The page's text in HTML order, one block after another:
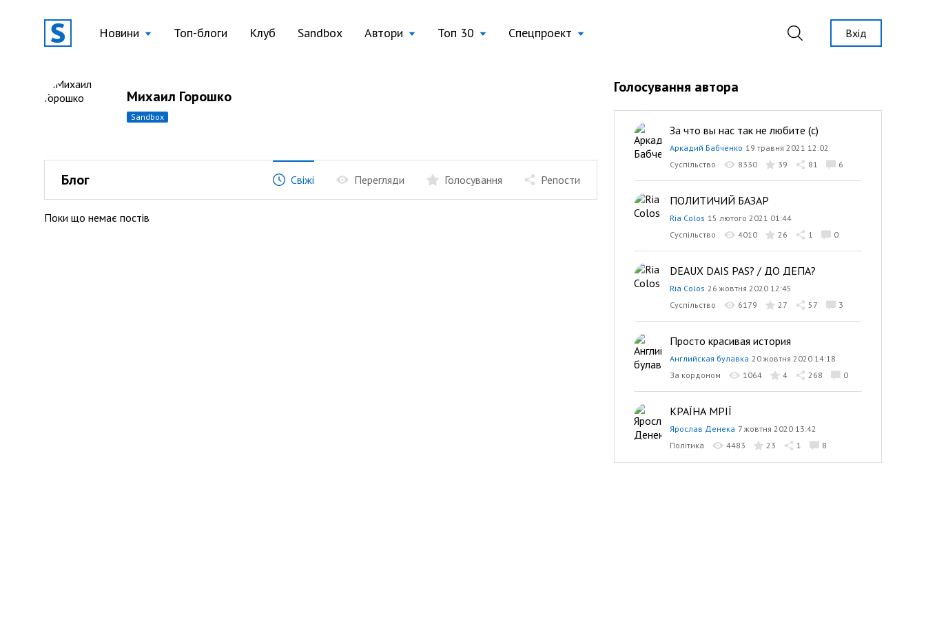
Новини Топ-блоги Клуб Sandbox Автори Топ 30 Спецпроект Вхід
Михаил Горошко
sandbox
Блог Свіжі Перегляди Голосування Репости
Поки що немає постів
Голосування автора
За что вы нас так не любите (с)
Аркадий Бабченко 19 травня 2021 12:02
Суспільство
8330 39 81 6
ПОЛИТИЧИЙ БАЗАР
Ria Colos 15 лютого 2021 01:44
Суспільство
4010 26 1 0
DEAUX DAIS PAS? / ДО ДЕПА?
Ria Colos 26 жовтня 2020 12:45
Суспільство
6179 27 57 3
Просто красивая история
Английская булавка 20 жовтня 2020 14:18
За кордоном
1064 4 268 0
КРАЇНА МРІЇ
Ярослав Денека 7 жовтня 2020 13:42
Політика
4483 23 1 8